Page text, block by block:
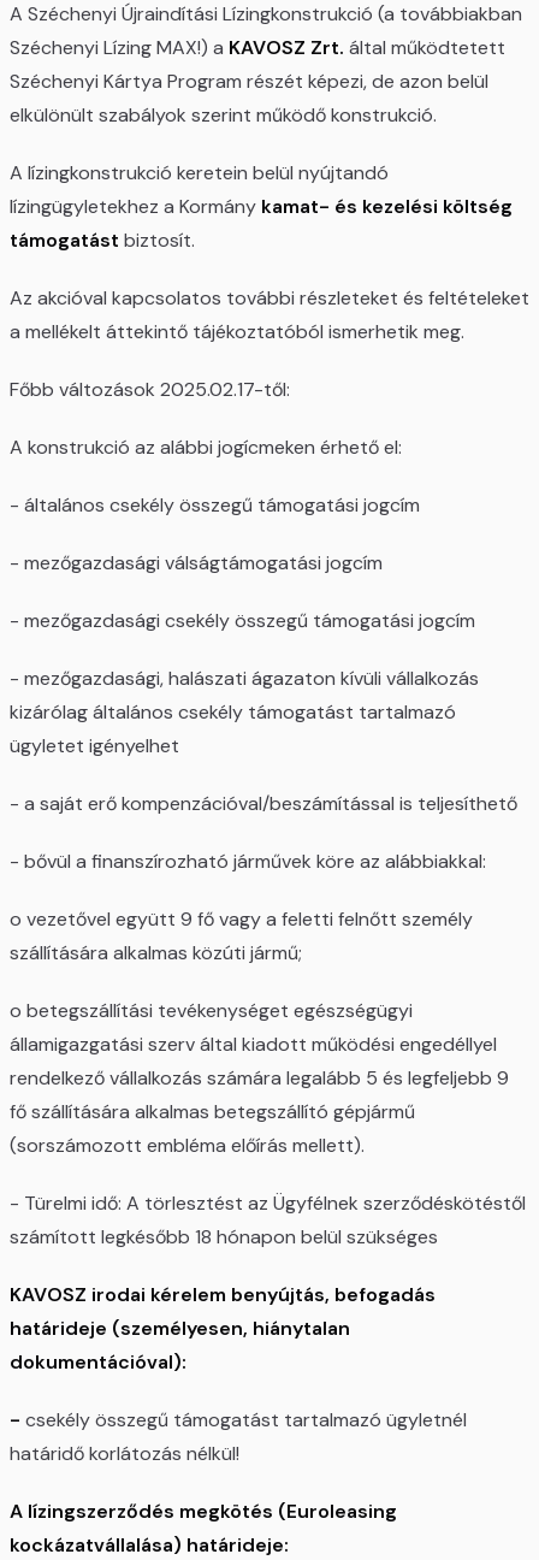
A Széchenyi Újraindítási Lízingkonstrukció (a továbbiakban
Széchenyi Lízing MAX!) a KAVOSZ Zrt. által működtetett
Széchenyi Kártya Program részét képezi, de azon belül
elkülönült szabályok szerint működő konstrukció.
A lízingkonstrukció keretein belül nyújtandó
lízingügyletekhez a Kormány kamat- és kezelési költség
támogatást biztosít.
Az akcióval kapcsolatos további részleteket és feltételeket
a mellékelt áttekintő tájékoztatóból ismerhetik meg.
Főbb változások 2025.02.17-től:
A konstrukció az alábbi jogícmeken érhető el:
- általános csekély összegű támogatási jogcím
- mezőgazdasági válságtámogatási jogcím
- mezőgazdasági csekély összegű támogatási jogcím
- mezőgazdasági, halászati ágazaton kívüli vállalkozás
kizárólag általános csekély támogatást tartalmazó
ügyletet igényelhet
- a saját erő kompenzációval/beszámítással is teljesíthető
- bővül a finanszírozható járművek köre az alábbiakkal:
o vezetővel együtt 9 fő vagy a feletti felnőtt személy
szállítására alkalmas közúti jármű;
o betegszállítási tevékenységet egészségügyi
államigazgatási szerv által kiadott működési engedéllyel
rendelkező vállalkozás számára legalább 5 és legfeljebb 9
fő szállítására alkalmas betegszállító gépjármű
(sorszámozott embléma előírás mellett).
- Türelmi idő: A törlesztést az Ügyfélnek szerződéskötéstől
számított legkésőbb 18 hónapon belül szükséges
KAVOSZ irodai kérelem benyújtás, befogadás
határideje (személyesen, hiánytalan
dokumentációval):
- csekély összegű támogatást tartalmazó ügyletnél
határidő korlátozás nélkül!
A lízingszerződés megkötés (Euroleasing
kockázatvállalása) határideje: